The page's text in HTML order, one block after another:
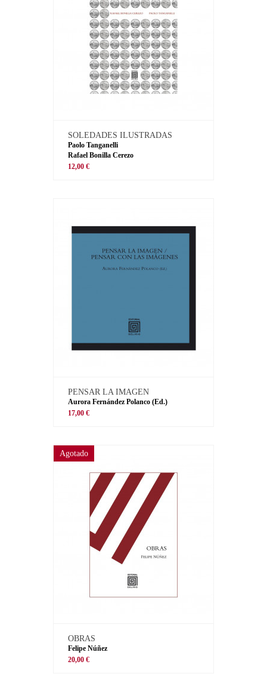
SOLEDADES ILUSTRADAS
Paolo Tanganelli
Rafael Bonilla Cerezo
12,00 €
PENSAR LA IMAGEN
Aurora Fernández Polanco (Ed.)
17,00 €
Agotado
OBRAS
Felipe Núñez
20,00 €